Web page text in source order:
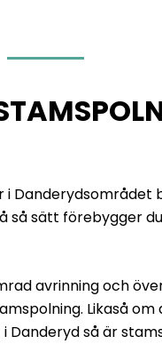
i Danderydsområdet
så sätt förebygger
avrinning och
Likaså
Danderyd så är